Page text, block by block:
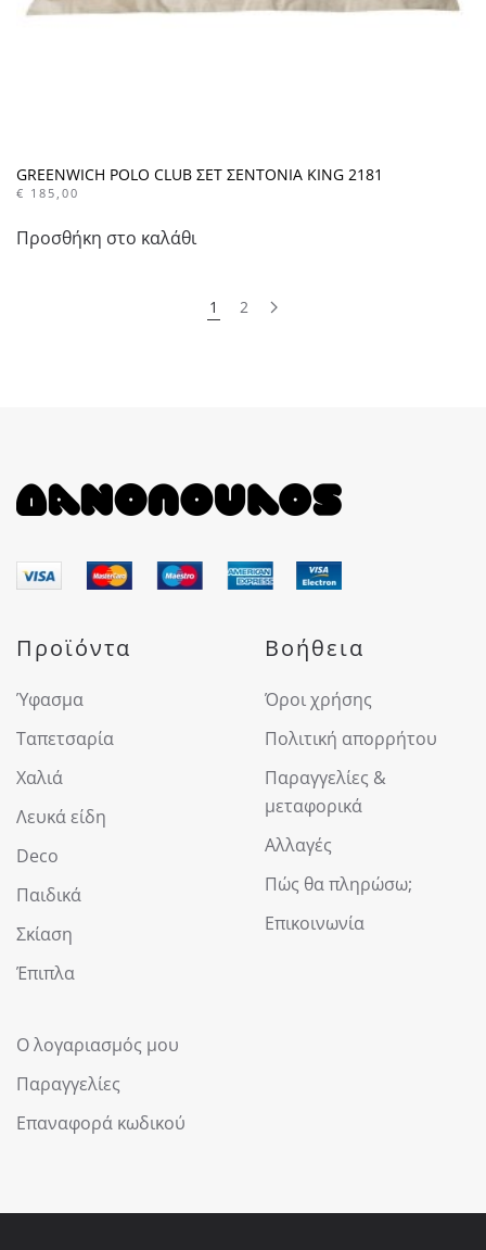
GREENWICH POLO CLUB ΣΕΤ ΣΕΝΤΟΝΙΑ KING 2181
€ 185,00
Προσθήκη στο καλάθι
1 2
Προϊόντα
Ύφασμα
Ταπετσαρία
Χαλιά
Λευκά είδη
Deco
Παιδικά
Σκίαση
Έπιπλα
Βοήθεια
Όροι χρήσης
Πολιτική απορρήτου
Παραγγελίες &
μεταφορικά
Αλλαγές
Πώς θα πληρώσω;
Επικοινωνία
Ο λογαριασμός μου
Παραγγελίες
Επαναφορά κωδικού